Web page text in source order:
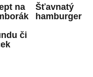
na
či
Šťavnatý
hamburger